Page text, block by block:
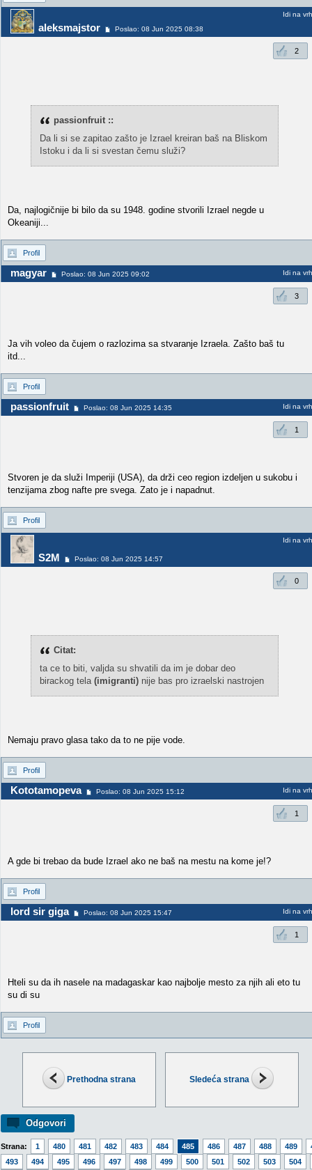
Prethodna strana Sledeća strana
Odgovori
Strana: 1 480 481 482 483 484 485 486 487 488 489
493
494 495 496 497 498 499 500 501 502 503 504
aleksmajstor Poslao: 08 Jun 2025 08:38
Idi na vrh
2
passionfruit ::
Da li si se zapitao zašto je Izrael kreiran baš na Bliskom
Istoku i da li si svestan čemu služi?
Da, najlogičnije bi bilo da su 1948. godine stvorili Izrael negde u
Okeaniji...
Profil
magyar Poslao: 08 Jun 2025 09:02 Idi na vrh
3
Ja vih voleo da čujem o razlozima sa stvaranje Izraela. Zašto baš tu
itd...
Profil
passionfruit Poslao: 08 Jun 2025 14:35 Idi na vrh
1
Stvoren je da služi Imperiji (USA), da drži ceo region izdeljen u sukobu i
tenzijama zbog nafte pre svega. Zato je i napadnut.
Profil
S2M Poslao: 08 Jun 2025 14:57
Idi na vrh
0
Citat:
ta ce to biti, valjda su shvatili da im je dobar deo
birackog tela (imigranti)nije bas pro izraelski nastrojen
Nemaju pravo glasa tako da to ne pije vode.
Profil
Kototamopeva Poslao: 08 Jun 2025 15:12 Idi na vrh
1
A gde bi trebao da bude Izrael ako ne baš na mestu na kome je!?
Profil
lord sir giga Poslao: 08 Jun 2025 15:47 Idi na vrh
1
Hteli su da ih nasele na madagaskar kao najbolje mesto za njih ali eto tu
su di su
Profil